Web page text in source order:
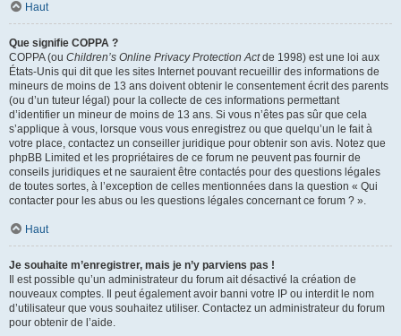
Haut
Que signifie COPPA ?
COPPA (ou Children’s Online Privacy Protection Actde 1998) est une loi aux
États-Unis qui dit que les sites Internet pouvant recueillir des informations de
mineurs de moins de 13 ans doivent obtenir le consentement écrit des parents
(ou d’un tuteur légal) pour la collecte de ces informations permettant
d’identifier un mineur de moins de 13 ans. Si vous n’êtes pas sûr que cela
s’applique à vous, lorsque vous vous enregistrez ou que quelqu’un le fait à
votre place, contactez un conseiller juridique pour obtenir son avis. Notez que
phpBB Limited et les propriétaires de ce forum ne peuvent pas fournir de
conseils juridiques et ne sauraient être contactés pour des questions légales
de toutes sortes, à l’exception de celles mentionnées dans la question « Qui
contacter pour les abus ou les questions légales concernant ce forum ? ».
Haut
Je souhaite m’enregistrer, mais je n’y parviens pas !
Il est possible qu’un administrateur du forum ait désactivé la création de
nouveaux comptes. Il peut également avoir banni votre IP ou interdit le nom
d’utilisateur que vous souhaitez utiliser. Contactez un administrateur du forum
pour obtenir de l’aide.